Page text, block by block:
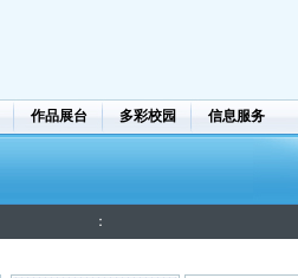
作品展台 多彩校园 信息服务
：